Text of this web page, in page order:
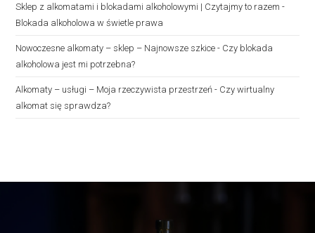
Sklep z alkomatami i blokadami alkoholowymi | Czytajmy to razem -
Blokada alkoholowa w świetle prawa
Nowoczesne alkomaty – sklep – Najnowsze szkice - Czy blokada
alkoholowa jest mi potrzebna?
Alkomaty – usługi – Moja rzeczywista przestrzeń - Czy wirtualny
alkomat się sprawdza?